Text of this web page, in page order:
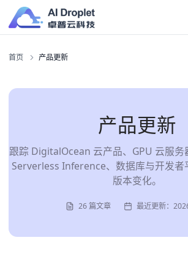
首页 产品更新
产品更新
跟踪 DigitalOcean 云产品、GPU 云服务
Serverless Inference、数据库与开发者
版本变化。
26篇文章 最近更新：